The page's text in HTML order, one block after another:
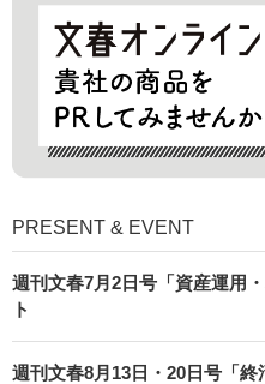
PRESENT & EVENT
週刊文春7月2日号「資産運用
ト
週刊文春8月13日・20日号「